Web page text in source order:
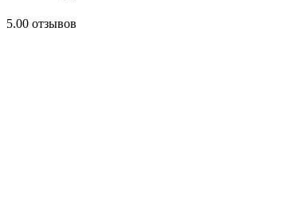
5.00 отзывов